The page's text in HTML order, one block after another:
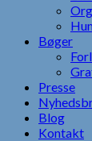
Bøger
Presse
Blog
Kontakt